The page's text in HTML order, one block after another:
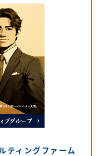
ティングファーム